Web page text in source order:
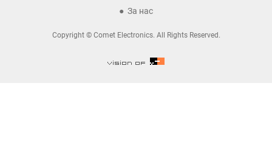
За нас
Copyright © Comet Electronics. All Rights Reserved.